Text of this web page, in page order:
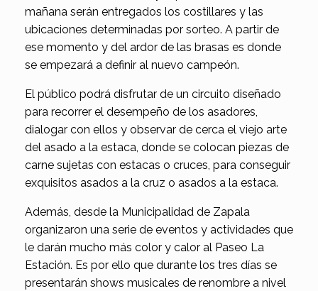
mañana serán entregados los costillares y las
ubicaciones determinadas por sorteo. A partir de
ese momento y del ardor de las brasas es donde
se empezará a definir al nuevo campeón.
El público podrá disfrutar de un circuito diseñado
para recorrer el desempeño de los asadores,
dialogar con ellos y observar de cerca el viejo arte
del asado a la estaca, donde se colocan piezas de
carne sujetas con estacas o cruces, para conseguir
exquisitos asados a la cruz o asados a la estaca.
Además, desde la Municipalidad de Zapala
organizaron una serie de eventos y actividades que
le darán mucho más color y calor al Paseo La
Estación. Es por ello que durante los tres días se
presentarán shows musicales de renombre a nivel